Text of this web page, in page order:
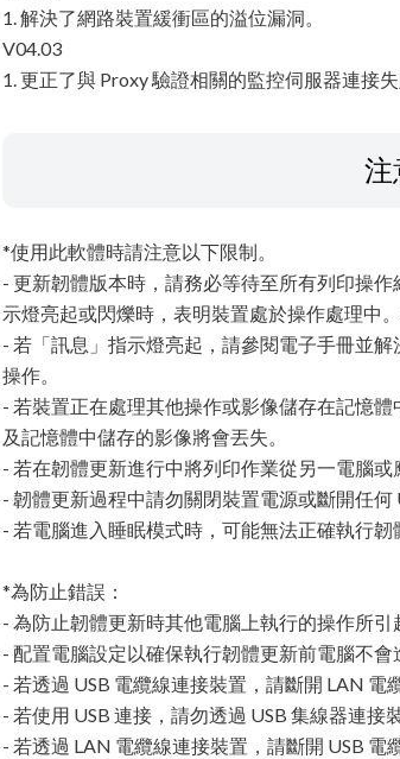
1. 解決了網路裝置緩衝區的溢位漏洞。
V04.03
1. 更正了與 Proxy 驗證相關的監控伺服器連接失
*使用此軟體時請注意以下限制。
- 更新韌體版本時，請務必等待至所有列印操
示燈亮起或閃爍時，表明裝置處於操作處理中
- 若「訊息」指示燈亮起，請參閱電子手冊並
操作。
- 若裝置正在處理其他操作或影像儲存在記憶
及記憶體中儲存的影像將會丟失。
- 若在韌體更新進行中將列印作業從另一電腦
- 韌體更新過程中請勿關閉裝置電源或斷開任何
- 若電腦進入睡眠模式時，可能無法正確執行韌
*為防止錯誤：
- 為防止韌體更新時其他電腦上執行的操作所引
- 配置電腦設定以確保執行韌體更新前電腦不會
- 若透過 USB 電纜線連接裝置，請斷開 LAN 電
- 若使用 USB 連接，請勿透過 USB 集線器連接
- 若透過 LAN 電纜線連接裝置，請斷開 USB 電